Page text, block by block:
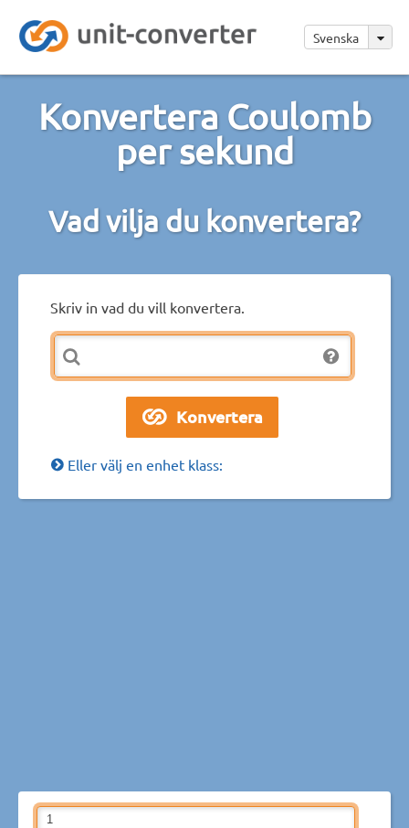
Svenska
Konvertera Coulomb
per sekund
Vad vilja du konvertera?
Skriv in vad du vill konvertera.
Eller välj en enhet klass: